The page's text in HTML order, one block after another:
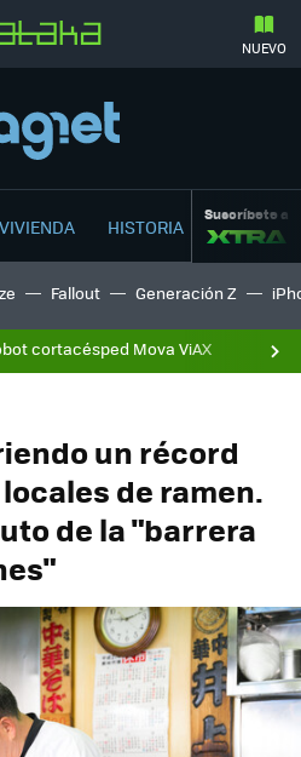
NUEVO
VIVIENDA HISTORIA Suscríbete a
Fallout Generación Z
cortacésped Mova ViAX
un récord
de ramen.
de la "barrera